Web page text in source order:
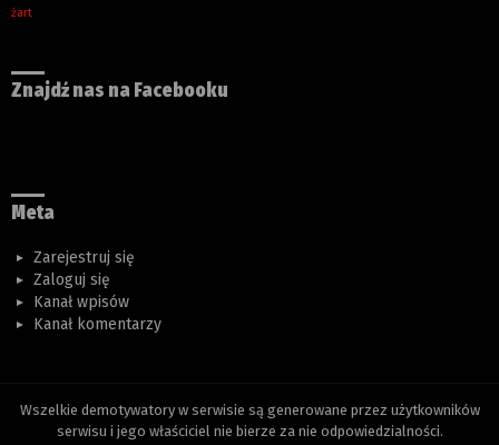
żart
Znajdź nas na Facebooku
Meta
Zarejestruj się
Zaloguj się
Kanał wpisów
Kanał komentarzy
Wszelkie demotywatory w serwisie są generowane przez użytkowników
serwisu i jego właściciel nie bierze za nie odpowiedzialności.